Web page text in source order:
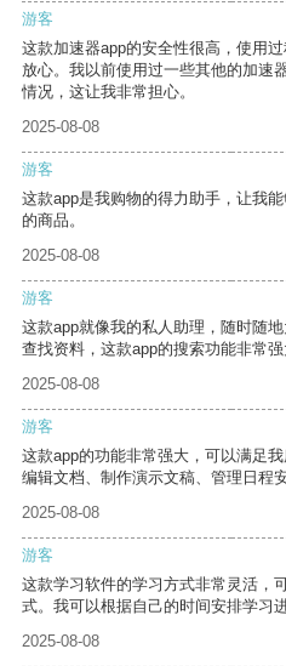
游客
这款加速器app的安全性很高，使用
放心。我以前使用过一些其他的加速
情况，这让我非常担心。
2025-08-08
游客
这款app是我购物的得力助手，让我
的商品。
2025-08-08
游客
这款app就像我的私人助理，随时随
查找资料，这款app的搜索功能非常
2025-08-08
游客
这款app的功能非常强大，可以满足
编辑文档、制作演示文稿、管理日程安
2025-08-08
游客
这款学习软件的学习方式非常灵活，
式。我可以根据自己的时间安排学习进
2025-08-08